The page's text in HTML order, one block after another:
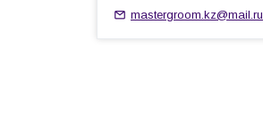
mastergroom.kz@mail.ru